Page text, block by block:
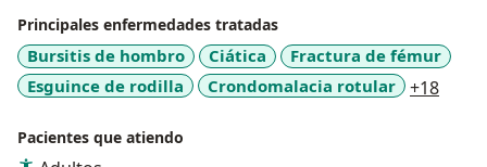
Principales enfermedades tratadas
Bursitis de hombro Ciática
Fractura de fémur
Esguince de rodilla
Crondomalacia rotular +18
Pacientes que atiendo